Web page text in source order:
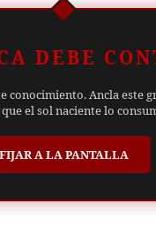
DEBE
conocimiento. Ancla
el sol naciente lo
FIJAR A LA PANTALLA